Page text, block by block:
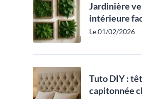
Jardinière
intérieure
Le 01/02/2026
Tuto DIY :
capitonnée